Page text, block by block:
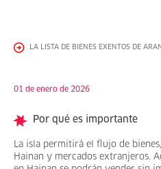
LA LISTA DE BIENES EXENTOS DE
01 de enero de 2026
Por qué es importante
La isla permitirá el flujo de
Hainan y mercados extranjeros.